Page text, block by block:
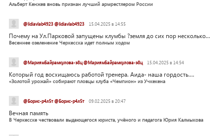
Альберт Кенжев вновь признан лучший армрестлером России
@lidiavlab4923 @lidiavlab4923 15.04.2025 в 14:55
Почему на Ул.Парковой запущены клумбы ?земля до сих пор несколько...
Весеннее озеленение Черкесска идет полным ходом
@МариямБайрамкулова-э8ц @МариямБайрамкулова-э8ц 15.04.2025 в 14:54
Который год восхищаюсь работой тренера. Аида- наша гордость....
«Золотой урожай» собирают пловцы клуба «Чемпион» из Учкекена
@Борис-р4л5т @Борис-р4л5т 09.02.2025 в 20:47
Вечная память
В Черкесске чествовали выдающегося юриста, учёного и педагога Юрия Калмыкова